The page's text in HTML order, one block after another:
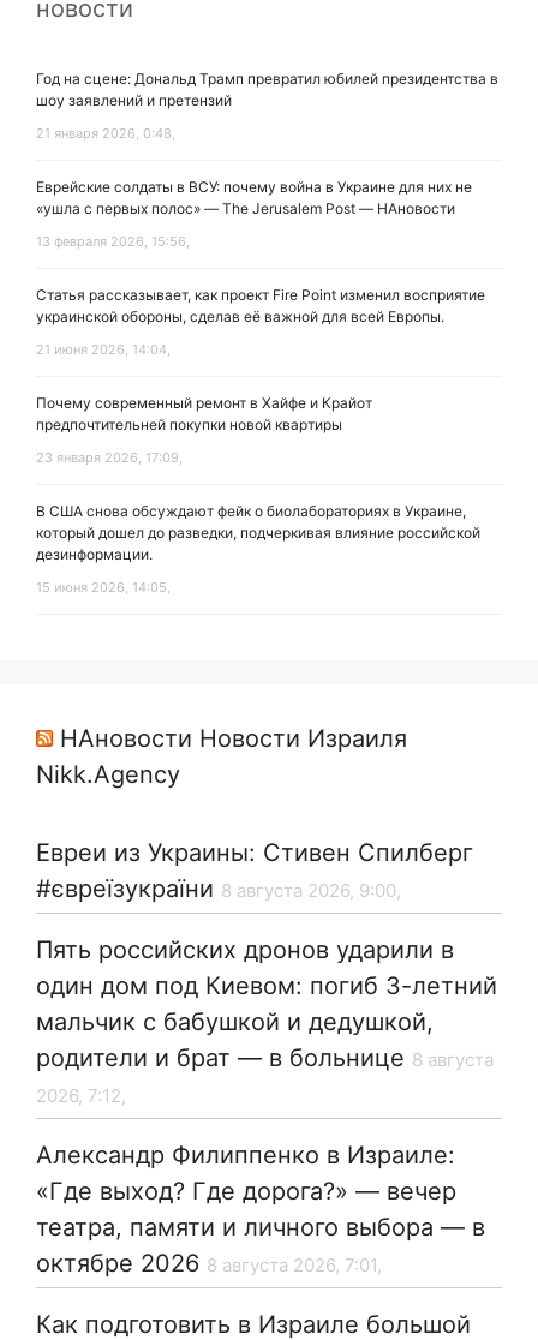
новости
Год на сцене: Дональд Трамп превратил юбилей президентства в
шоу заявлений и претензий
21 января 2026, 0:48,
Еврейские солдаты в ВСУ: почему война в Украине для них не
«ушла с первых полос» — The Jerusalem Post — НАновости
13 февраля 2026, 15:56,
Статья рассказывает, как проект Fire Point изменил восприятие
украинской обороны, сделав её важной для всей Европы.
21 июня 2026, 14:04,
Почему современный ремонт в Хайфе и Крайот
предпочтительней покупки новой квартиры
23 января 2026, 17:09,
В США снова обсуждают фейк о биолабораториях в Украине,
который дошел до разведки, подчеркивая влияние российской
дезинформации.
15 июня 2026, 14:05,
НАновости Новости Израиля
Nikk.Agency
Евреи из Украины: Стивен Спилберг
#євреїзукраїни 8 августа 2026, 9:00,
Пять российских дронов ударили в
один дом под Киевом: погиб 3-летний
мальчик с бабушкой и дедушкой,
родители и брат — в больнице 8 августа
2026, 7:12,
Александр Филиппенко в Израиле:
«Где выход? Где дорога?» — вечер
театра, памяти и личного выбора — в
октябре 2026 8 августа 2026, 7:01,
Как подготовить в Израиле большой